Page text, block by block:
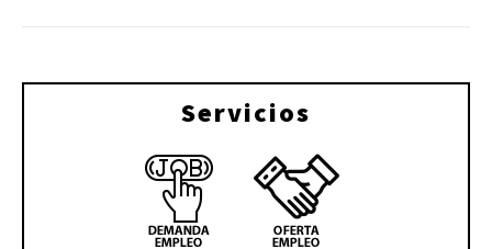
Servicios